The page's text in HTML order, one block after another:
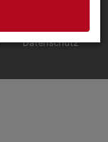
Datenschutz